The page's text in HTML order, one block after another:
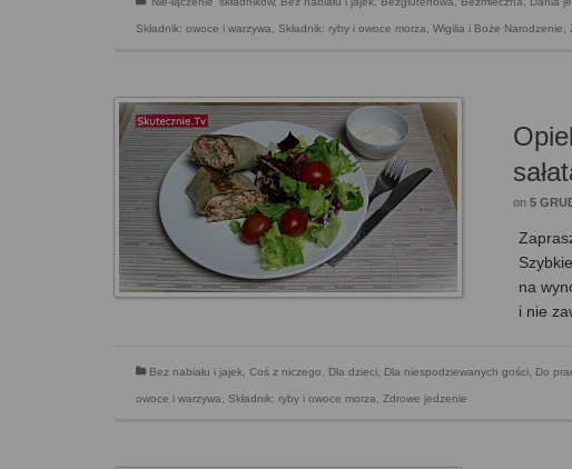
Składnik: owoce i warzywa, Składnik: ryby i owoce morza, Wigilia i Boże Narodzenie,
on5
na
i nie
Bez nabiału i jajek, Coś z niczego, Dla dzieci, Dla niespodziewanych gości, Do
owoce i warzywa, Składnik: ryby i owoce morza, Zdrowe jedzenie